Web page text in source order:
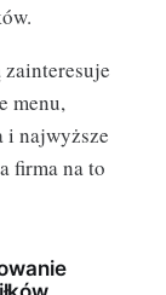
menu,
i najwyższe
firma na to